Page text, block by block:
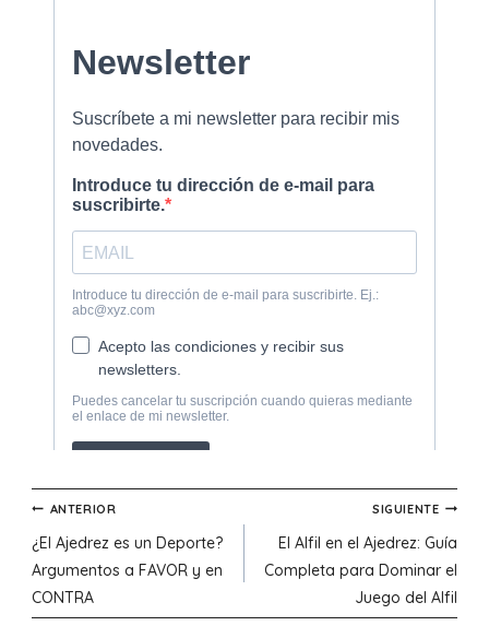
Navegación
de
entradas
ANTERIOR
¿El Ajedrez es un Deporte?
Argumentos a FAVOR y en
CONTRA
SIGUIENTE
El Alfil en el Ajedrez: Guía
Completa para Dominar el
Juego del Alfil